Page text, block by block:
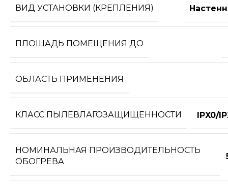
ВИД УСТАНОВКИ (КРЕПЛЕНИЯ)
ПЛОЩАДЬ ПОМЕЩЕНИЯ ДО
ОБЛАСТЬ ПРИМЕНЕНИЯ
КЛАСС ПЫЛЕВЛАГОЗАЩИЩЕННОСТИ IPX0/
НОМИНАЛЬНАЯ ПРОИЗВОДИТЕЛЬНОСТЬ
ОБОГРЕВА